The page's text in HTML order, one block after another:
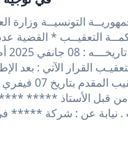
التونسيــة وزارة
القرار الآتي : بعد
52997 من قبل الأستاذ *****
. نيابة عن : شركة *****